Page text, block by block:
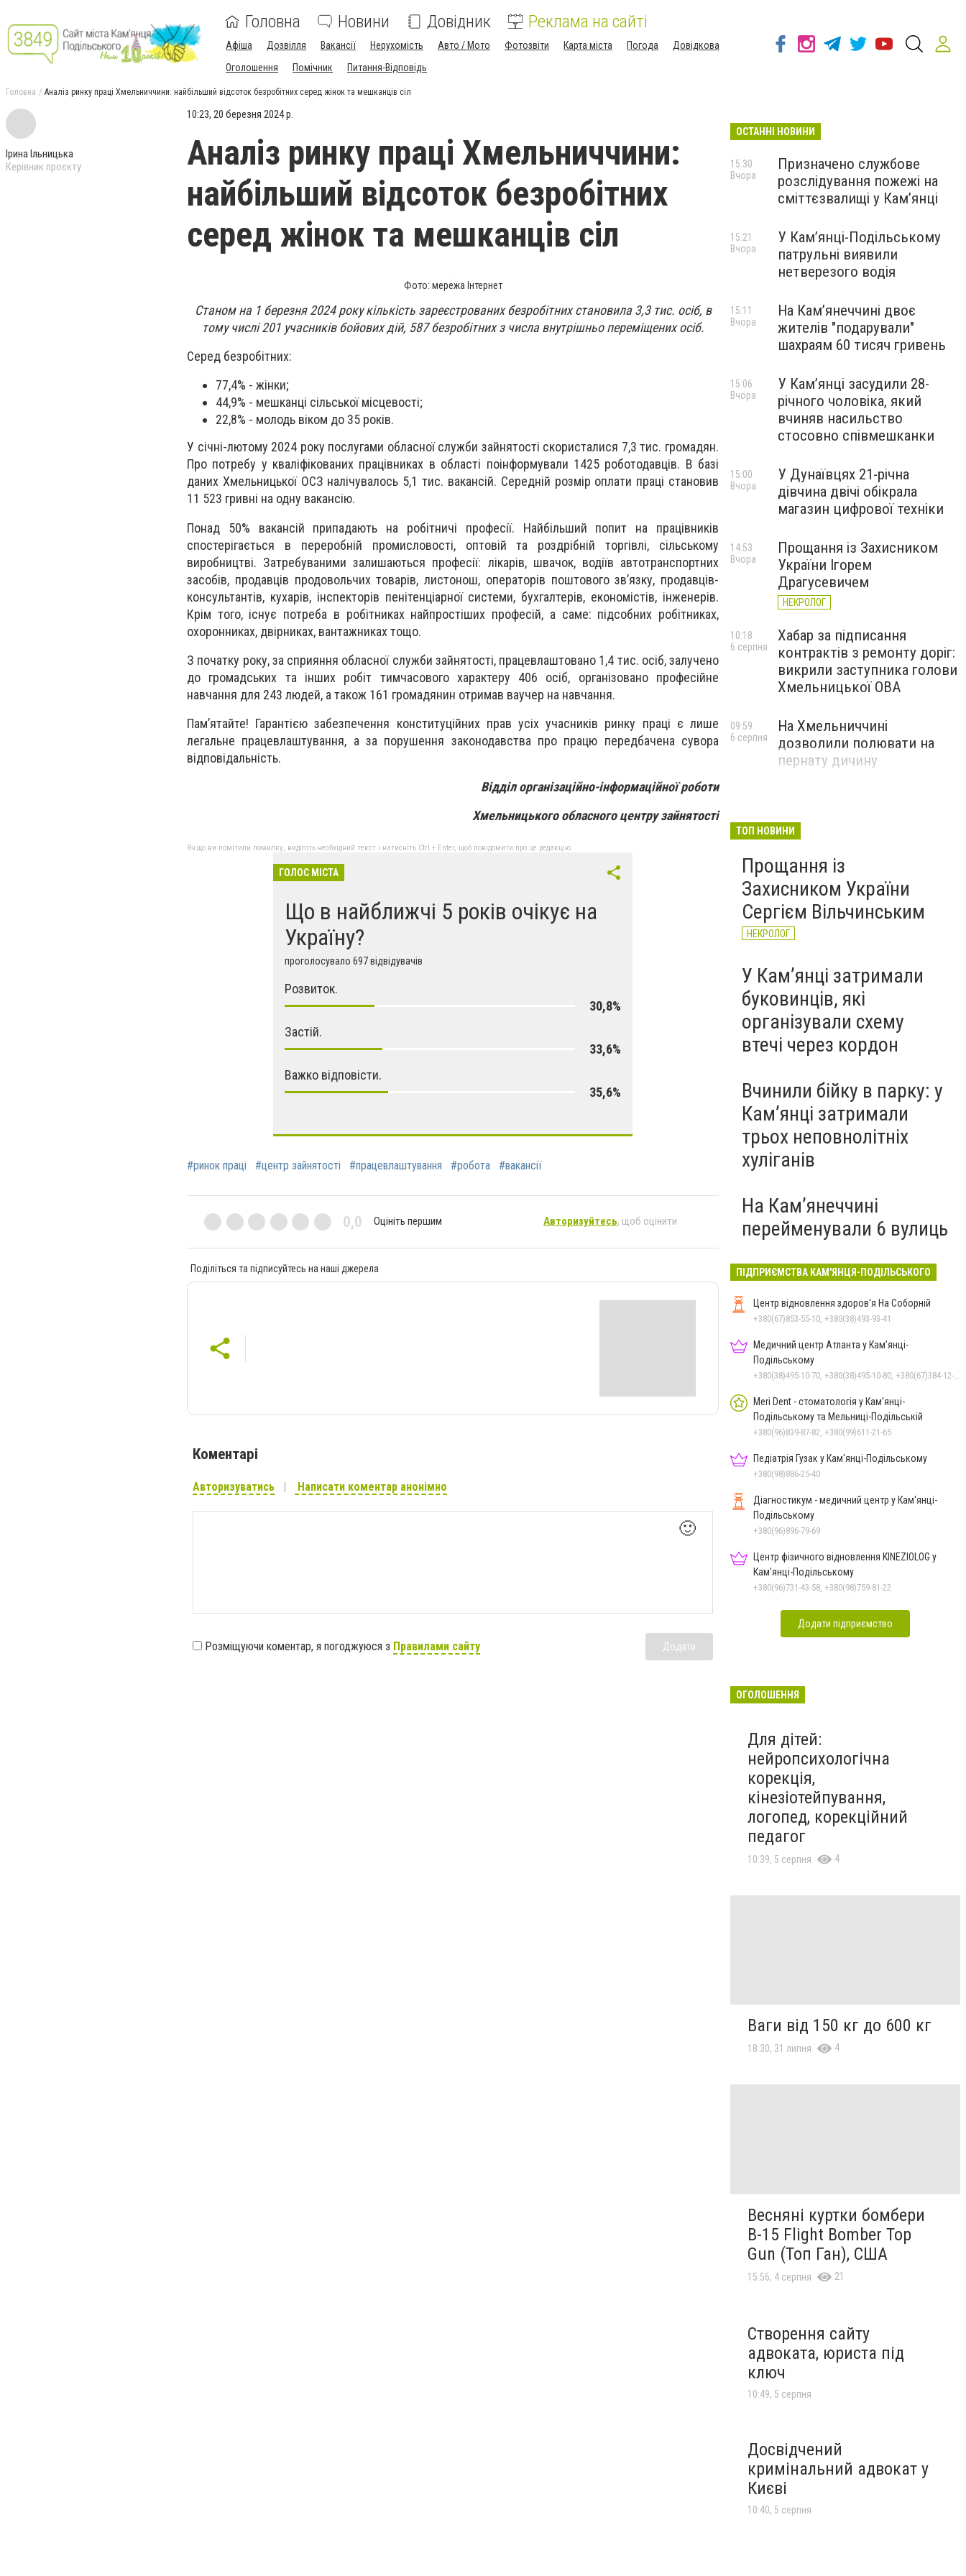
Головна Новини Довідник Реклама на сайті
Афіша Дозвілля Вакансії Нерухомість Авто / Мото Фотозвіти Карта міста Погода
Довідкова
Оголошення
Помічник Питання-Відповідь
Головна Аналіз ринку праці Хмельниччини: найбільший відсоток безробітних серед жінок та мешканців сіл
Ірина Ільницька
Керівник проєкту
10:23, 20 березня 2024 р.
Аналіз ринку праці Хмельниччини:
найбільший відсоток безробітних
серед жінок та мешканців сіл
Фото: мережа Інтернет
Станом на 1 березня 2024 року кількість зареєстрованих безробітних становила 3,3 тис. осіб, в
тому числі 201 учасників бойових дій, 587 безробітних з числа внутрішньо переміщених осіб.
Серед безробітних:
77,4% - жінки;
44,9% - мешканці сільської місцевості;
22,8% - молодь віком до 35 років.
У січні-лютому 2024 року послугами обласної служби зайнятості скористалися 7,3 тис. громадян.
Про потребу у кваліфікованих працівниках в області поінформували 1425 роботодавців. В базі
даних Хмельницької ОСЗ налічувалось 5,1 тис. вакансій. Середній розмір оплати праці становив
11 523 гривні на одну вакансію.
Понад 50% вакансій припадають на робітничі професії. Найбільший попит на працівників
спостерігається в переробній промисловості, оптовій та роздрібній торгівлі, сільському
виробництві. Затребуваними залишаються професії: лікарів, швачок, водіїв автотранспортних
засобів, продавців продовольчих товарів, листонош, операторів поштового зв’язку, продавців-
консультантів, кухарів, інспекторів пенітенціарної системи, бухгалтерів, економістів, інженерів.
Крім того, існує потреба в робітниках найпростіших професій, а саме: підсобних робітниках,
охоронниках, двірниках, вантажниках тощо.
З початку року, за сприяння обласної служби зайнятості, працевлаштовано 1,4 тис. осіб, залучено
до громадських та інших робіт тимчасового характеру 406 осіб, організовано професійне
навчання для 243 людей, а також 161 громадянин отримав ваучер на навчання.
Пам’ятайте! Гарантією забезпечення конституційних прав усіх учасників ринку праці є лише
легальне працевлаштування, а за порушення законодавства про працю передбачена сувора
відповідальність.
Відділ організаційно-інформаційної роботи
Хмельницького обласного центру зайнятості
Якщо ви помітили помилку, виділіть необхідний текст і натисніть Ctrl + Enter, щоб повідомити про це редакцію
ГОЛОС МІСТА
Що в найближчі 5 років очікує на
Україну?
проголосувало 697 відвідувачів
Розвиток.
30,8%
Застій.
33,6%
Важко відповісти.
35,6%
#ринок праці #центр зайнятості #працевлаштування #робота #вакансії
0,0 Оцініть першим Авторизуйтесь, щоб оцінити
Поділіться та підписуйтесь на наші джерела
Коментарі
Авторизуватись Написати коментар анонімно
🙂
Розміщуючи коментар, я погоджуюся з Правилами сайту Додати
ОСТАННІ НОВИНИ
Призначено службове
розслідування пожежі на
сміттєзвалищі у Кам’янці
15:30
Вчора
У Кам’янці-Подільському
патрульні виявили
нетверезого водія
15:21
Вчора
На Камʼянеччині двоє
жителів "подарували"
шахраям 60 тисяч гривень
15:11
Вчора
У Камʼянці засудили 28-
річного чоловіка, який
вчиняв насильство
стосовно співмешканки
15:06
Вчора
У Дунаївцях 21-річна
дівчина двічі обікрала
магазин цифрової техніки
15:00
Вчора
Прощання із Захисником
України Ігорем
Драгусевичем
НЕКРОЛОГ
14:53
Вчора
Хабар за підписання
контрактів з ремонту доріг:
викрили заступника голови
Хмельницької ОВА
10:18
6 серпня
На Хмельниччині
дозволили полювати на
пернату дичину
09:59
6 серпня
ТОП НОВИНИ
Прощання із
Захисником України
Сергієм Вільчинським
НЕКРОЛОГ
У Кам’янці затримали
буковинців, які
організували схему
втечі через кордон
Вчинили бійку в парку: у
Кам’янці затримали
трьох неповнолітніх
хуліганів
На Камʼянеччині
перейменували 6 вулиць
ПІДПРИЄМСТВА КАМ'ЯНЦЯ-ПОДІЛЬСЬКОГО
Центр відновлення здоров'я На Соборній
+380(67)853-55-10, +380(38)493-93-41
Медичний центр Атланта у Кам’янці-
Подільському
+380(38)495-10-70, +380(38)495-10-80, +380(67)384-12-07
Meri Dent - стоматологія у Кам’янці-
Подільському та Мельниці-Подільській
+380(96)839-87-82, +380(99)611-21-65
Педіатрія Гузак у Кам'янці-Подільському
+380(98)886-25-40
Діагностикум - медичний центр у Кам'янці-
Подільському
+380(96)896-79-69
Центр фізичного відновлення KINEZIOLOG у
Кам'янці-Подільському
+380(96)731-43-58, +380(98)759-81-22
Додати підприємство
ОГОЛОШЕННЯ
Для дітей:
нейропсихологічна
корекція,
кінезіотейпування,
логопед, корекційний
педагог
10:39, 5 серпня 4
Ваги від 150 кг до 600 кг
18:30, 31 липня 4
Весняні куртки бомбери
B-15 Flight Bomber Top
Gun (Топ Ган), США
15:56, 4 серпня 21
Створення сайту
адвоката, юриста під
ключ
10:49, 5 серпня
Досвідчений
кримінальний адвокат у
Києві
10:40, 5 серпня